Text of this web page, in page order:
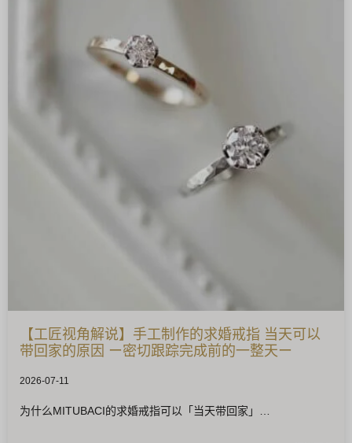
【工匠视角解说】手工制作的求婚戒指 当天可以
带回家的原因 ー密切跟踪完成前的一整天ー
2026-07-11
为什么MITUBACI的求婚戒指可以「当天带回家」